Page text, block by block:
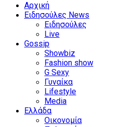
Αρχική
Ειδησούλες News
Ειδησούλες
Live
Gossip
Showbiz
Fashion show
G Sexy
Γυναίκα
Lifestyle
Media
Ελλάδα
Οικονομία